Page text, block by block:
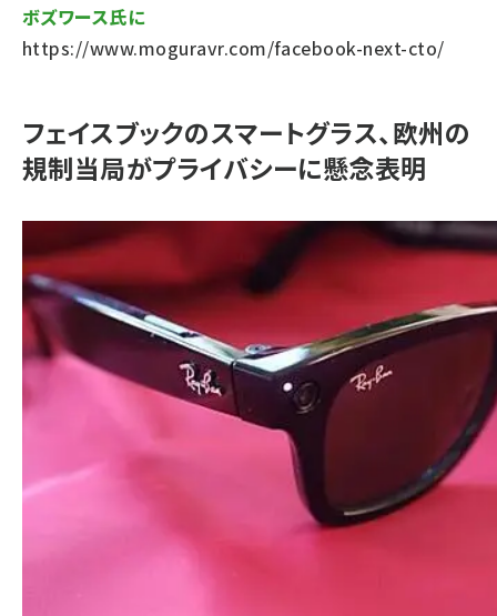
ボズワース氏に
https://www.moguravr.com/facebook-next-cto/
フェイスブックのスマートグラス、欧州の
規制当局がプライバシーに懸念表明